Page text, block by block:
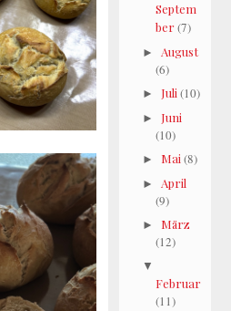
Septem
ber(7)
► August
(6)
► Juli (10)
► Juni
(10)
► Mai (8)
► April
(9)
► März
(12)
▼
Februar
(11)